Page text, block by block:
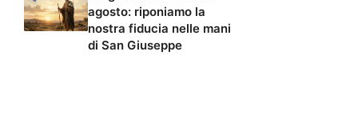
agosto: riponiamo la
nostra fiducia nelle mani
di San Giuseppe